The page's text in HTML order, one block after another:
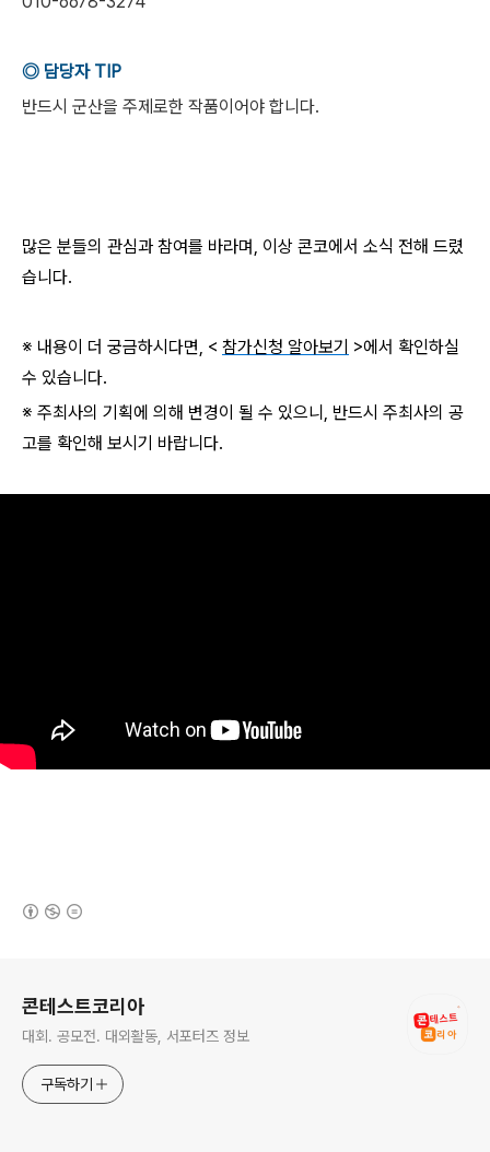
◎ 담당자 TIP
반드시 군산을 주제로한 작품이어야 합니다.
많은 분들의 관심과 참여를 바라며, 이상 콘코에서 소식 전해 드렸
습니다.
※ 내용이 더 궁금하시다면, < 참가신청 알아보기 >에서 확인하실
수 있습니다.
※ 주최사의 기획에 의해 변경이 될 수 있으니, 반드시 주최사의 공
고를 확인해 보시기 바랍니다.
콘테스트코리아
대회. 공모전. 대외활동, 서포터즈 정보
구독하기